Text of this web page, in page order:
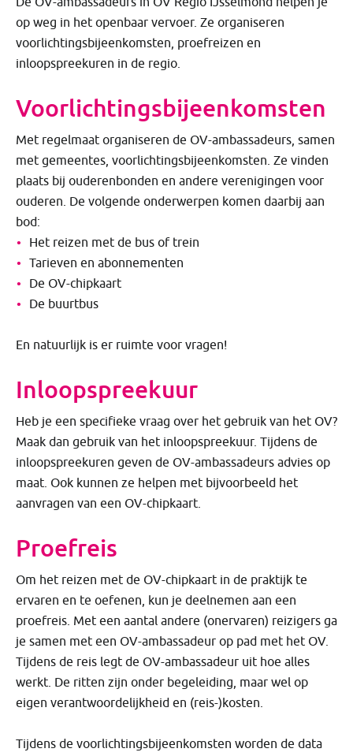
op weg in het openbaar vervoer. Ze organiseren
voorlichtingsbijeenkomsten, proefreizen en
inloopspreekuren in de regio.
Voorlichtingsbijeenkomsten
Met regelmaat organiseren de OV-ambassadeurs, samen
met gemeentes, voorlichtingsbijeenkomsten. Ze vinden
plaats bij ouderenbonden en andere verenigingen voor
ouderen. De volgende onderwerpen komen daarbij aan
bod:
Het reizen met de bus of trein
Tarieven en abonnementen
De OV-chipkaart
De buurtbus
En natuurlijk is er ruimte voor vragen!
Inloopspreekuur
Heb je een specifieke vraag over het gebruik van het OV?
Maak dan gebruik van het inloopspreekuur. Tijdens de
inloopspreekuren geven de OV-ambassadeurs advies op
maat. Ook kunnen ze helpen met bijvoorbeeld het
aanvragen van een OV-chipkaart.
Proefreis
Om het reizen met de OV-chipkaart in de praktijk te
ervaren en te oefenen, kun je deelnemen aan een
proefreis. Met een aantal andere (onervaren) reizigers ga
je samen met een OV-ambassadeur op pad met het OV.
Tijdens de reis legt de OV-ambassadeur uit hoe alles
werkt. De ritten zijn onder begeleiding, maar wel op
eigen verantwoordelijkheid en (reis-)kosten.
Tijdens de voorlichtingsbijeenkomsten worden de data